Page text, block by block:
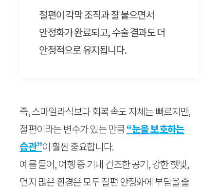
절편이 각막 조직과 잘 붙으면서
안정화가 완료되고, 수술 결과도 더
안정적으로 유지됩니다.
즉, 스마일라식보다 회복 속도 자체는 빠르지만,
절편이라는 변수가 있는 만큼“눈을 보호하는
습관”이 훨씬 중요합니다.
예를 들어, 여행 중 기내 건조한 공기, 강한 햇빛,
먼지 많은 환경은 모두 절편 안정화에 부담을 줄